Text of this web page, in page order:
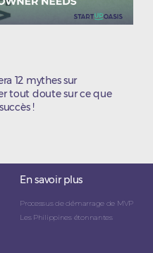
12 mythes sur
tout doute sur ce que
!
En savoir plus
Processus de démarrage de MVP
Les Philippines étonnantes